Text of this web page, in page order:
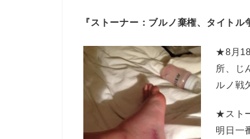
『ストーナー：ブルノ棄権、タイトル
★8月18
所、じ
ルノ戦
★スト
明日一